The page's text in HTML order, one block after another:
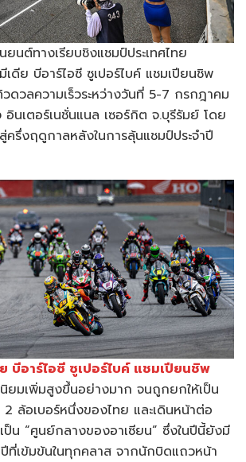
นต์ทางเรียบชิงแชมป์ประเทศไทย
ดีย บีอาร์ไอซี ซูเปอร์ไบค์ แชมเปียนชิพ
วลความเร็วระหว่างวันที่ 5-7 กรกฎาคม
นเตอร์เนชั่นแนล เซอร์กิต จ.บุรีรัมย์ โดย
ครึ่งฤดูกาลหลังในการลุ้นแชมป์ประจำปี
บีอาร์ไอซี ซูเปอร์ไบค์ แชมเปียนชิพ
ยมเพิ่มสูงขึ้นอย่างมาก จนถูกยกให้เป็น
ล้อเบอร์หนึ่งของไทย และเดินหน้าต่อ
ป็น “ศูนย์กลางของอาเซียน” ซึ่งในปีนี้ยังมี
ปีที่เข้มข้นในทุกคลาส จากนักบิดแถวหน้า